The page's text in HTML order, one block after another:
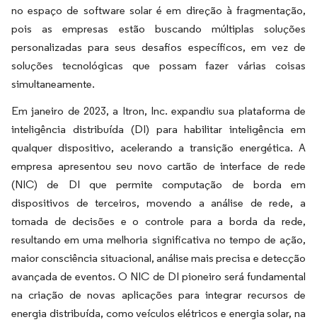
no espaço de software solar é em direção à fragmentação,
pois as empresas estão buscando múltiplas soluções
personalizadas para seus desafios específicos, em vez de
soluções tecnológicas que possam fazer várias coisas
simultaneamente.
Em janeiro de 2023, a Itron, Inc. expandiu sua plataforma de
inteligência distribuída (DI) para habilitar inteligência em
qualquer dispositivo, acelerando a transição energética. A
empresa apresentou seu novo cartão de interface de rede
(NIC) de DI que permite computação de borda em
dispositivos de terceiros, movendo a análise de rede, a
tomada de decisões e o controle para a borda da rede,
resultando em uma melhoria significativa no tempo de ação,
maior consciência situacional, análise mais precisa e detecção
avançada de eventos. O NIC de DI pioneiro será fundamental
na criação de novas aplicações para integrar recursos de
energia distribuída, como veículos elétricos e energia solar, na